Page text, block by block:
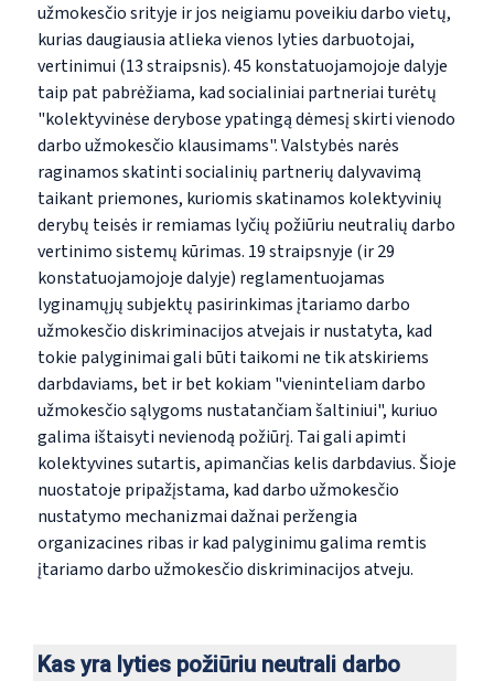
užmokesčio srityje ir jos neigiamu poveikiu darbo vietų,
kurias daugiausia atlieka vienos lyties darbuotojai,
vertinimui (13 straipsnis). 45 konstatuojamojoje dalyje
taip pat pabrėžiama, kad socialiniai partneriai turėtų
"kolektyvinėse derybose ypatingą dėmesį skirti vienodo
darbo užmokesčio klausimams". Valstybės narės
raginamos skatinti socialinių partnerių dalyvavimą
taikant priemones, kuriomis skatinamos kolektyvinių
derybų teisės ir remiamas lyčių požiūriu neutralių darbo
vertinimo sistemų kūrimas. 19 straipsnyje (ir 29
konstatuojamojoje dalyje) reglamentuojamas
lyginamųjų subjektų pasirinkimas įtariamo darbo
užmokesčio diskriminacijos atvejais ir nustatyta, kad
tokie palyginimai gali būti taikomi ne tik atskiriems
darbdaviams, bet ir bet kokiam "vieninteliam darbo
užmokesčio sąlygoms nustatančiam šaltiniui", kuriuo
galima ištaisyti nevienodą požiūrį. Tai galiapimti
kolektyvines sutartis, apimančias kelis darbdavius. Šioje
nuostatoje pripažįstama, kad darbo užmokesčio
nustatymo mechanizmai dažnai peržengia
organizacines ribas ir kad palyginimu galima remtis
įtariamo darbo užmokesčio diskriminacijos atveju.
Kas yra lyties požiūriu neutrali darbo